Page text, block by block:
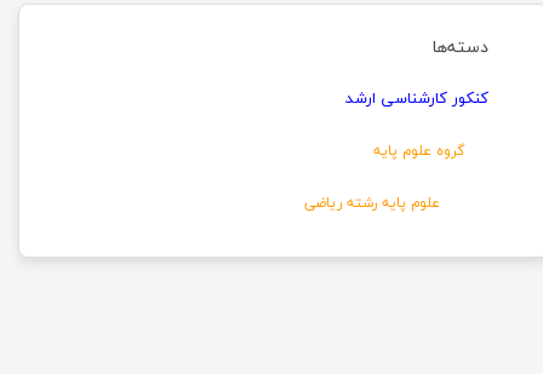
دسته‌ها
کنکور کارشناسی ارشد
گروه علوم پایه
علوم پایه رشته ریاضی